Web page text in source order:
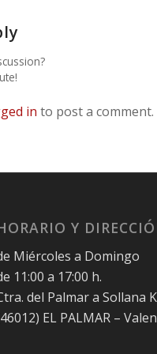
in to post a comment.
Y
Miércoles a Domingo
11:00 a 17:00 h.
del Palmar a Sollana
EL PALMAR –